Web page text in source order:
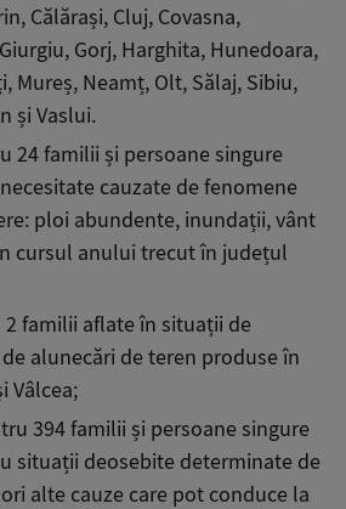
Călărași, Cluj, Covasna,
Gorj, Harghita, Hunedoara,
Mureș, Neamț, Olt, Sălaj, Sibiu,
și Vaslui.
24 familii și persoane singure
cauzate de fenomene
ploi abundente, inundații, vânt
cursul anului trecut în județul
2 familii aflate în situații de
alunecări de teren produse în
Vâlcea;
394 familii și persoane singure
situații deosebite determinate de
alte cauze care pot conduce la